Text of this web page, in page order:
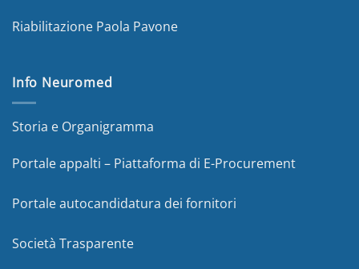
Riabilitazione Paola Pavone
Info Neuromed
Storia e Organigramma
Portale appalti – Piattaforma di E-Procurement
Portale autocandidatura dei fornitori
Società Trasparente